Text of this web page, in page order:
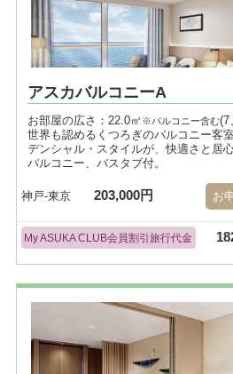
アスカバルコニーA
お部屋の広さ：22.0㎡ ※バルコニー含む(7
世界も認めるくつろぎのバルコニー客
デンシャル・スタイルが、快適さと居
バルコニー、バスタブ付。
神戸-東京 203,000円 お
My ASUKA CLUB会員割引旅行代金